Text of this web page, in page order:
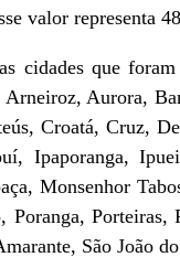
valor representa
cidades que
Aurora,
Croatá, Cruz,
Ipaporanga,
Monsenhor
Poranga,
São João